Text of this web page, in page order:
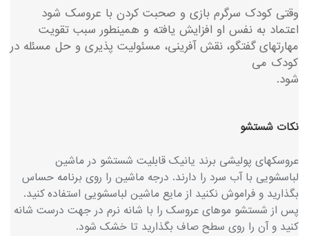
وقتی کودک سرگرم بازی و صحبت کردن با عروسک شود
اعتماد به نفس او افزایش یافته و همینطور سبب تقویت
مهارتهای گفتگو، نقش آفرینی، مسئولیت پذیری و حل مسئله در
کودک می
شود.
نکات شستشو
عروسکهای پولیشی برند یانیک قابلیت شستشو در ماشین
لباسشویی با آب سرد را دارند. درجه ماشین را روی برنامه حساس
بگذارید و فراموش نکنید از مایع ماشین لباسشویی استفاده کنید.
پس از شستشو موهای عروسک را با شانه نرم در جهت درست شانه
کنید و آن را روی سطح صاف بگذارید تا خشک شود.